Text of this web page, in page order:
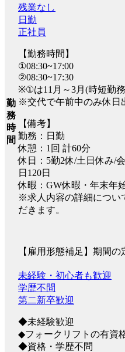
勤
務
時
間
残業なし
日勤
正社員
【勤務時間】
①08:30~17:00
②08:30~17:30
※①は11月～3月(時短勤
※交代で午前中のみ休日
【備考】
勤務：日勤
休憩：1回 計60分
休日：5勤2休/土日休み/
日120日
休暇：GW休暇・年末年
※求人内容の詳細につい
だきます。
【雇用形態補足】期間の
未経験・初心者も歓迎
学歴不問
第二新卒歓迎
◆未経験歓迎
◆フォークリフトの有資
◆資格・学歴不問